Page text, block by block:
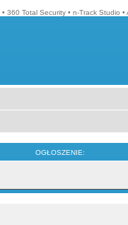
• 360 Total Security • n-Track Studio •
OGŁOSZENIE: